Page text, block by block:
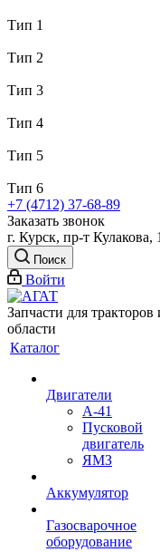
Тип 1
Тип 2
Тип 3
Тип 4
Тип 5
Тип 6
+7 (4712) 37-68-89
Заказать звонок
г. Курск, пр-т Кулакова,
Поиск
Войти
Запчасти для
области
Каталог
Двигатели
А-41
Пусковой
двигатель
ЯМЗ
Аккумулятор
Газосварочное
оборудование